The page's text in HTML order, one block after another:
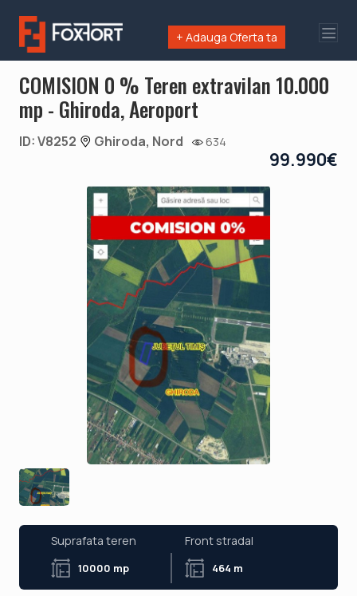
+ Adauga Oferta ta
COMISION 0 % Teren extravilan 10.000
mp - Ghiroda, Aeroport
ID: V8252 Ghiroda, Nord 634
99.990€
Suprafata teren
10000 mp
Front stradal
464 m